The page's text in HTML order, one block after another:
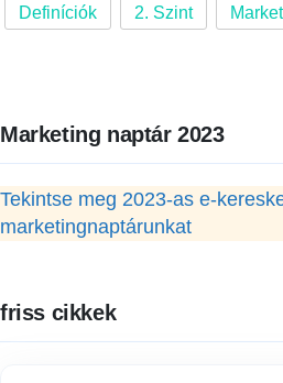
Definíciók 2. Szint
Marketing naptár 2023
Tekintse meg 2023-as e-
marketingnaptárunkat
friss cikkek